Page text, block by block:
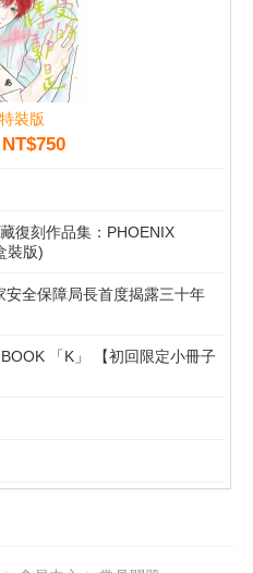
裝版
NT$750
復刻作品集：PHOENIX
裝版)
全保障局長首度揭露三十年
「K」 【初回限定小冊子